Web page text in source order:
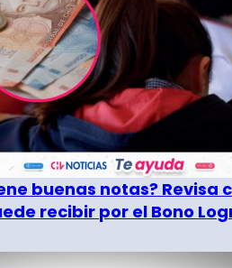
buenas notas? Revisa
recibir por el Bono